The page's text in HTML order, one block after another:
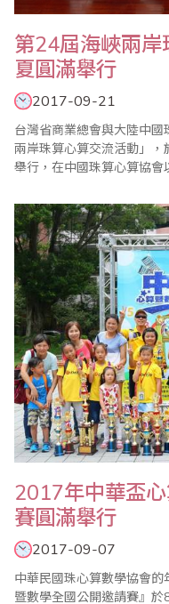
第24屆海峽兩
夏圓滿舉行
2017-09-21
台灣省商業總會與大陸中
兩岸珠算心算交流活動」
舉行，在中國珠算心算協
術交流會，台灣省商業總
義率團一行25人與會，與
會長、王妍玲秘書長、米慧
2017年中華盃
賽圓滿舉行
2017-09-07
中華民國珠心算數學協會
暨數學全國公開邀請賽』